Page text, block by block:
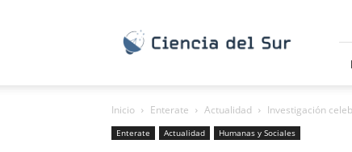
Sur
Inicio Enterate Actualidad Investigación
Enterate Actualidad Humanas y Sociales